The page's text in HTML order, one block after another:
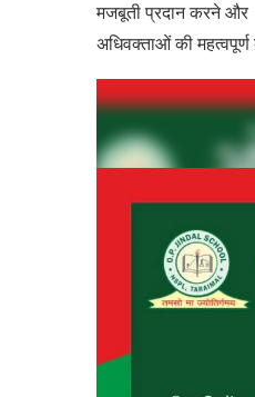
मजबूती प्रदान करने और
अधिवक्ताओं की